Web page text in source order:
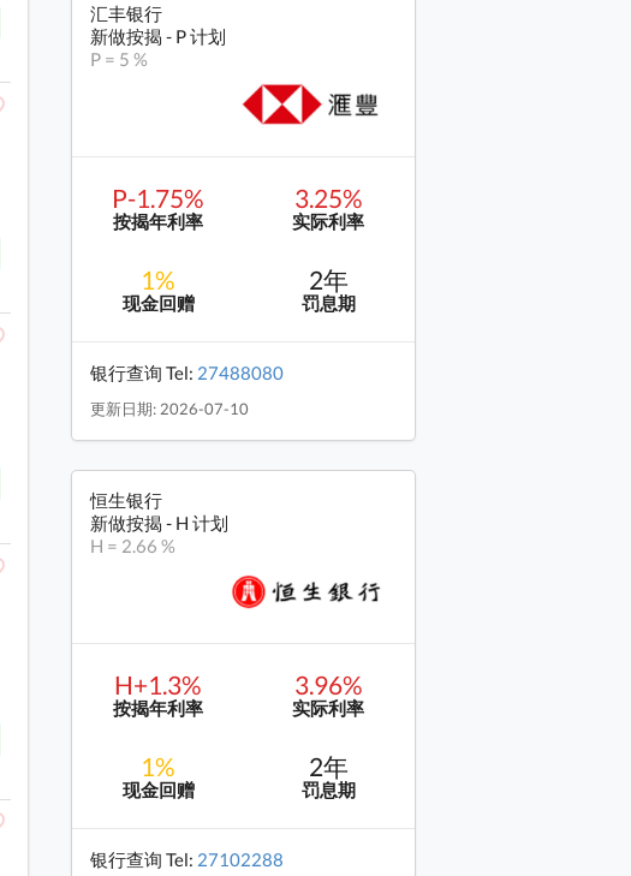
汇丰银行
新做按揭 - P 计划
P = 5 %
P-1.75%
按揭年利率
3.25%
实际利率
1%
现金回赠
2年
罚息期
银行查询 Tel: 27488080
更新日期: 2026-07-10
恒生银行
新做按揭 - H 计划
H = 2.66 %
H+1.3%
按揭年利率
3.96%
实际利率
1%
现金回赠
2年
罚息期
银行查询 Tel: 27102288